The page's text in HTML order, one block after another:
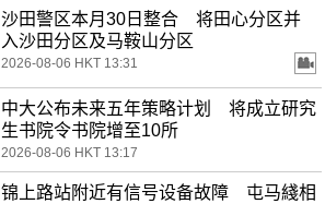
沙田警区本月30日整合 将田心分区并
入沙田分区及马鞍山分区
2026-08-06 HKT 13:31
中大公布未来五年策略计划 将成立研究
生书院令书院增至10所
2026-08-06 HKT 13:17
锦上路站附近有信号设备故障 屯马綫相